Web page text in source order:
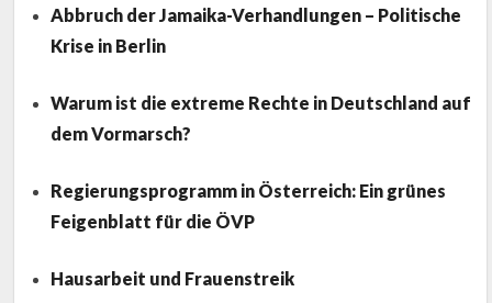
Abbruch der Jamaika-Verhandlungen – Politische
Krise in Berlin
Warum ist die extreme Rechte in Deutschland auf
dem Vormarsch?
Regierungsprogramm in Österreich: Ein grünes
Feigenblatt für die ÖVP
Hausarbeit und Frauenstreik